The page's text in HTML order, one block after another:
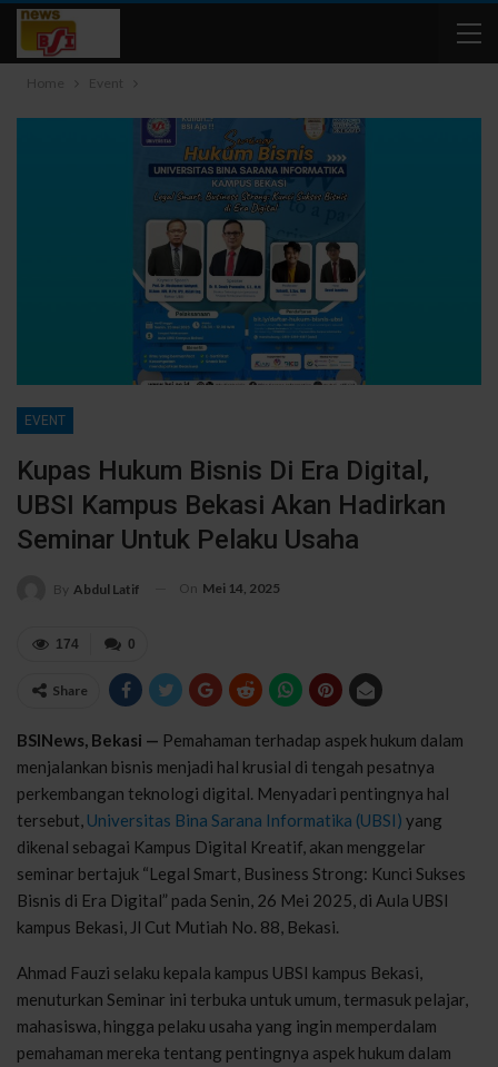
Home Event
EVENT
Kupas Hukum Bisnis Di Era Digital,
UBSI Kampus Bekasi Akan Hadirkan
Seminar Untuk Pelaku Usaha
By Abdul Latif On Mei 14, 2025
0
174
Share
BSINews, Bekasi — Pemahaman terhadap aspek hukum dalam
menjalankan bisnis menjadi hal krusial di tengah pesatnya
perkembangan teknologi digital. Menyadari pentingnya hal
tersebut, Universitas Bina Sarana Informatika (UBSI) yang
dikenal sebagai Kampus Digital Kreatif, akan menggelar
seminar bertajuk “Legal Smart, Business Strong: Kunci Sukses
Bisnis di Era Digital” pada Senin, 26 Mei 2025, di Aula UBSI
kampus Bekasi, Jl Cut Mutiah No. 88, Bekasi.
Ahmad Fauzi selaku kepala kampus UBSI kampus Bekasi,
menuturkan Seminar ini terbuka untuk umum, termasuk pelajar,
mahasiswa, hingga pelaku usaha yang ingin memperdalam
pemahaman mereka tentang pentingnya aspek hukum dalam